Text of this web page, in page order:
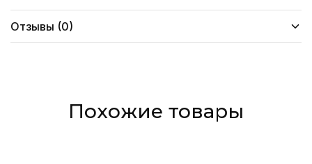
Отзывы (0)
Похожие товары